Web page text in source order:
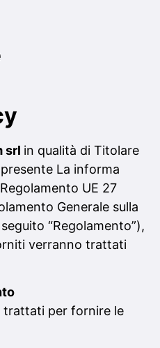
srl in qualità di Titolare
La informa
UE 27
Generale sulla
“Regolamento”),
verranno trattati
trattati per fornire le